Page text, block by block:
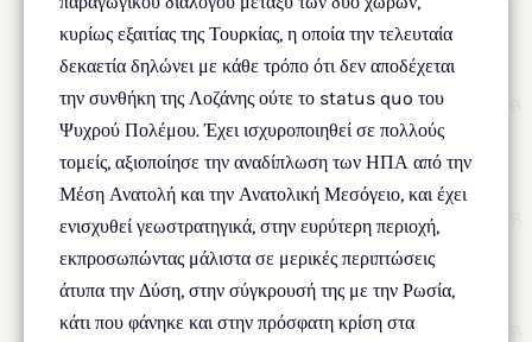
κυρίως εξαιτίας της Τουρκίας, η οποία την τελευταία
δεκαετία δηλώνει με κάθε τρόπο ότι δεν αποδέχεται
την συνθήκη της Λοζάνης ούτε το status quo του
Ψυχρού Πολέμου. Έχει ισχυροποιηθεί σε πολλούς
τομείς, αξιοποίησε την αναδίπλωση των ΗΠΑ από την
Μέση Ανατολή και την Ανατολική Μεσόγειο, και έχει
ενισχυθεί γεωστρατηγικά, στην ευρύτερη περιοχή,
εκπροσωπώντας μάλιστα σε μερικές περιπτώσεις
άτυπα την Δύση, στην σύγκρουσή της με την Ρωσία,
κάτι που φάνηκε και στην πρόσφατη κρίση στα